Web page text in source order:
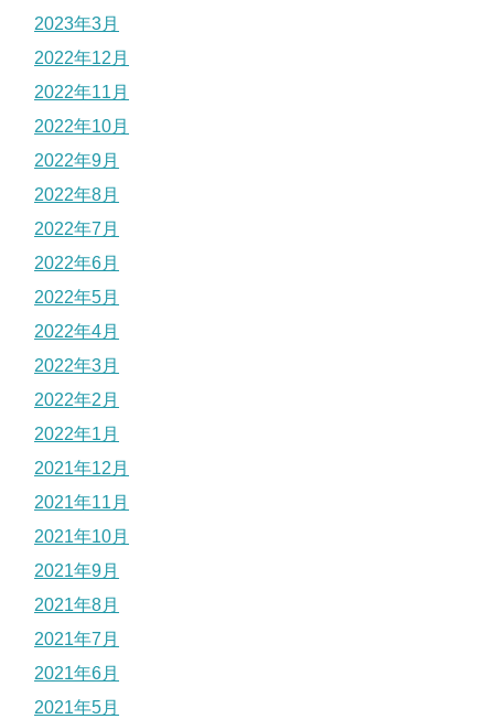
2023年3月
2022年12月
2022年11月
2022年10月
2022年9月
2022年8月
2022年7月
2022年6月
2022年5月
2022年4月
2022年3月
2022年2月
2022年1月
2021年12月
2021年11月
2021年10月
2021年9月
2021年8月
2021年7月
2021年6月
2021年5月